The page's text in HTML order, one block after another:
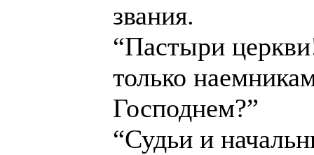
звания.
“Пастыри
только
Господнем?”
“Судьи и